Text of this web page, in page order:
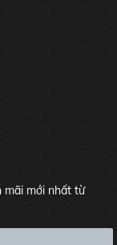
mãi mới nhất từ